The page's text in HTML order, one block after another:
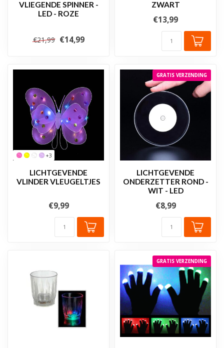
VLIEGENDE SPINNER -
LED - ROZE
€21,99 €14,99
ZWART
€13,99
+3
LICHTGEVENDE
VLINDER VLEUGELTJES
€9,99
GRATIS VERZENDING
LICHTGEVENDE
ONDERZETTER ROND -
WIT - LED
€8,99
GRATIS VERZENDING